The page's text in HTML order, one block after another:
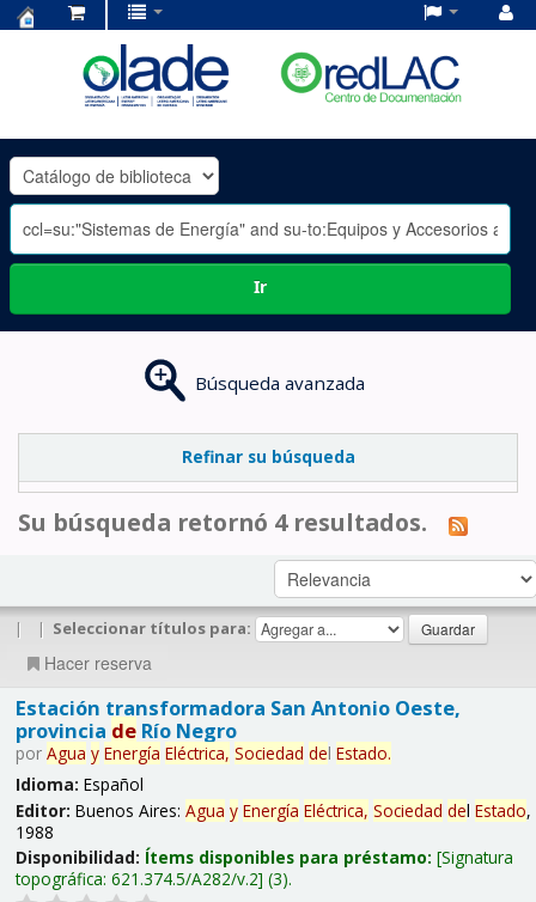
OLADE
-
Ir
Búsqueda avanzada
Refinar su búsqueda
Su búsqueda retornó 4 resultados.
| | Seleccionar títulos para:
Hacer reserva
Estación transformadora San Antonio Oeste,
provincia deRío Negro
por Agua y Energía Eléctrica, Sociedad del Estado.
Idioma: Español
Editor: Buenos Aires: Agua y Energía Eléctrica, Sociedad del Estado,
1988
Disponibilidad: Ítems disponibles para préstamo: Signatura
topográfica: 621.374.5/A282/v.2 (3).